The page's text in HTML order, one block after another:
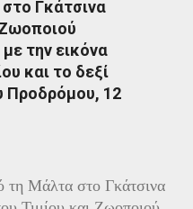
αυτός στη διάρκεια
τύχη με τον
πληθυσμό. Με την
στον πόλεμο
εκκενώσεις οικισμών,
φυγοστράτων.
στην καταπίεση με την
Γκάτσινα
την εικόνα
και το δεξί
Προδρόμου, 12
τη Μάλτα στο Γκάτσινα